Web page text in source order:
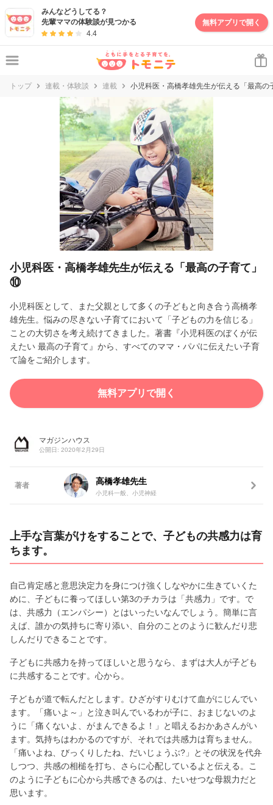
みんなどうしてる？
先輩ママの体験談が見つかる
4.4
無料アプリで開く
トップ 連載・体験談 連載 小児科医・高橋孝雄先生が伝える「最高
小児科医・高橋孝雄先生が伝える「最高の子育て」
⑩
小児科医として、また父親として多くの子どもと向き合う高橋孝
雄先生。悩みの尽きない子育てにおいて「子どもの力を信じる」
ことの大切さを考え続けてきました。著書『小児科医のぼくが伝
えたい 最高の子育て』から、すべてのママ・パパに伝えたい子育
て論をご紹介します。
無料アプリで開く
マガジンハウス
公開日: 2020年2月29日
著者 高橋孝雄先生
小児科一般、小児神経
上手な言葉がけをすることで、子どもの共感力は育
ちます。
自己肯定感と意思決定力を身につけ強くしなやかに生きていくた
めに、子どもに養ってほしい第3のチカラは「共感力」です。で
は、共感力（エンパシー）とはいったいなんでしょう。簡単に言
えば、誰かの気持ちに寄り添い、自分のことのように歓んだり悲
しんだりできることです。
子どもに共感力を持ってほしいと思うなら、まずは大人が子ども
に共感することです。心から。
子どもが道で転んだとします。ひざがすりむけて血がにじんでい
ます。「痛いよ～」と泣き叫んでいるわが子に、おまじないのよ
うに「痛くないよ、がまんできるよ！」と唱えるおかあさんがい
ます。気持ちはわかるのですが、それでは共感力は育ちません。
「痛いよね、びっくりしたね、だいじょうぶ?」とその状況を代弁
しつつ、共感の相槌を打ち、さらに心配しているよと伝える。こ
のように子どもに心から共感できるのは、たいせつな母親力だと
思います。